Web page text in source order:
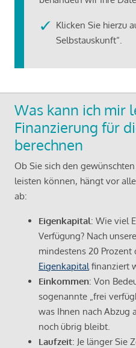
Klicken Sie hierzu
Selbstauskunft“.
Was kann ich mir
Finanzierung für
berechnen
Ob Sie sich den
leisten können, hängt vor
ab:
Eigenkapital: Wie viel
Verfügung? Nach
mindestens 20
Eigenkapital finanziert
Einkommen: Von
sogenannte „frei
was Ihnen nach Abzug
noch übrig bleibt.
Laufzeit: Je länger Sie